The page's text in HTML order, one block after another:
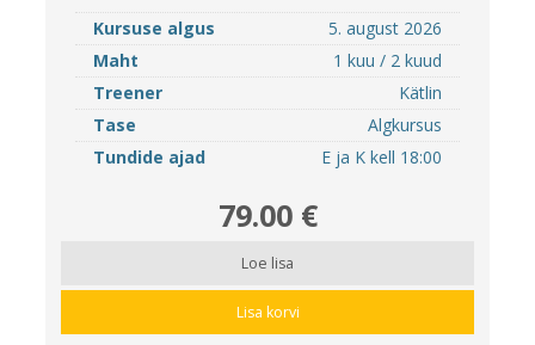
Kursuse algus
5. august 2026
Maht
1 kuu / 2 kuud
Treener
Kätlin
Tase
Algkursus
Tundide ajad
E ja K kell 18:00
79.00 €
Loe lisa
Lisa korvi